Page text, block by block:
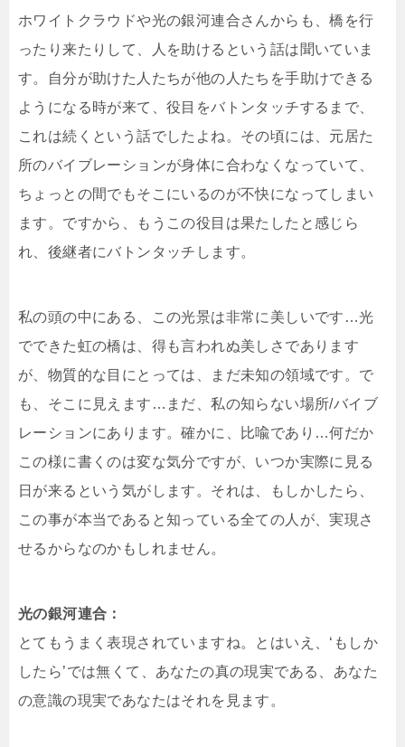
ホワイトクラウドや光の銀河連合さんからも、橋を行
ったり来たりして、人を助けるという話は聞いていま
す。自分が助けた人たちが他の人たちを手助けできる
ようになる時が来て、役目をバトンタッチするまで、
これは続くという話でしたよね。その頃には、元居た
所のバイブレーションが身体に合わなくなっていて、
ちょっとの間でもそこにいるのが不快になってしまい
ます。ですから、もうこの役目は果たしたと感じら
れ、後継者にバトンタッチします。
私の頭の中にある、この光景は非常に美しいです…光
でできた虹の橋は、得も言われぬ美しさであります
が、物質的な目にとっては、まだ未知の領域です。で
も、そこに見えます…まだ、私の知らない場所/バイブ
レーションにあります。確かに、比喩であり…何だか
この様に書くのは変な気分ですが、いつか実際に見る
日が来るという気がします。それは、もしかしたら、
この事が本当であると知っている全ての人が、実現さ
せるからなのかもしれません。
光の銀河連合：
とてもうまく表現されていますね。とはいえ、‘もしか
したら’では無くて、あなたの真の現実である、あなた
の意識の現実であなたはそれを見ます。